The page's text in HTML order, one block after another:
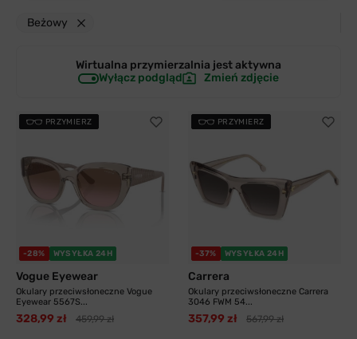
Beżowy
Wirtualna przymierzalnia jestaktywna
Wyłącz podgląd
Zmień zdjęcie
PRZYMIERZ
-28% WYSYŁKA 24H
Vogue Eyewear
Okulary przeciwsłoneczne Vogue
Eyewear 5567S...
328,99 zł 459,99 zł
PRZYMIERZ
-37% WYSYŁKA 24H
Carrera
Okulary przeciwsłoneczne Carrera
3046 FWM 54...
357,99 zł 567,99 zł